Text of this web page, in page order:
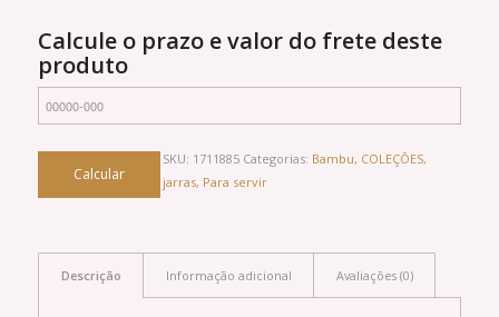
Calcule o prazo e valor do frete deste
produto
SKU: 1711885 Categorias: Bambu, COLEÇÕES,
jarras, Para servir
Descrição Informação adicional Avaliações (0)